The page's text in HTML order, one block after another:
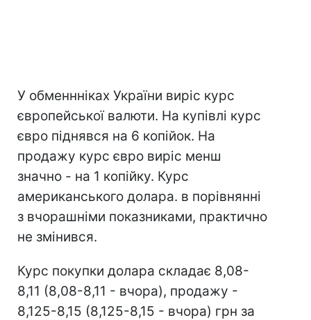
У обменнніках України виріс курс
європейської валюти. На купівлі курс
євро піднявся на 6 копійок. На
продажу курс євро виріс менш
значно - на 1 копійку. Курс
американського долара. в порівнянні
з вчорашніми показниками, практично
не змінився.
Курс покупки долара складає 8,08-
8,11 (8,08-8,11 - вчора), продажу -
8,125-8,15 (8,125-8,15 - вчора) грн за